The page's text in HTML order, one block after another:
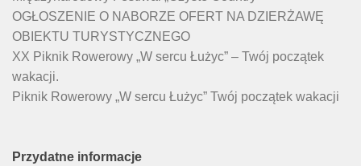
OGŁOSZENIE O NABORZE OFERT NA DZIERŻAWĘ
OBIEKTU TURYSTYCZNEGO
XX Piknik Rowerowy „W sercu Łużyc” – Twój początek
wakacji.
Piknik Rowerowy „W sercu Łużyc” Twój początek wakacji
Przydatne informacje